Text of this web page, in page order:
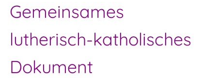
Gemeinsames
lutherisch-katholisches
Dokument